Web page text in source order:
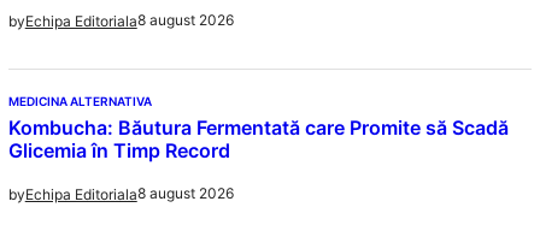
byEchipa Editoriala8 august 2026
MEDICINA ALTERNATIVA
Kombucha: Băutura Fermentată care Promite să Scadă
Glicemia în Timp Record
byEchipa Editoriala8 august 2026